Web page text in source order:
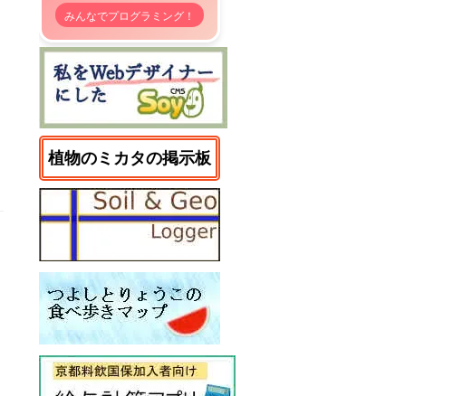
みんなでプログラミング！
植物のミカタの掲示板